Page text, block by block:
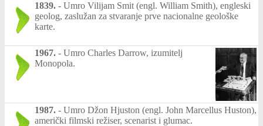
1839. - Umro Vilijam Smit (engl. William Smith), engleski
geolog, zaslužan za stvaranje prve nacionalne geološke
karte.
1967. - Umro Charles Darrow, izumitelj
Monopola.
1987. - Umro Džon Hjuston (engl. John Marcellus Huston),
američki filmski režiser, scenarist i glumac.